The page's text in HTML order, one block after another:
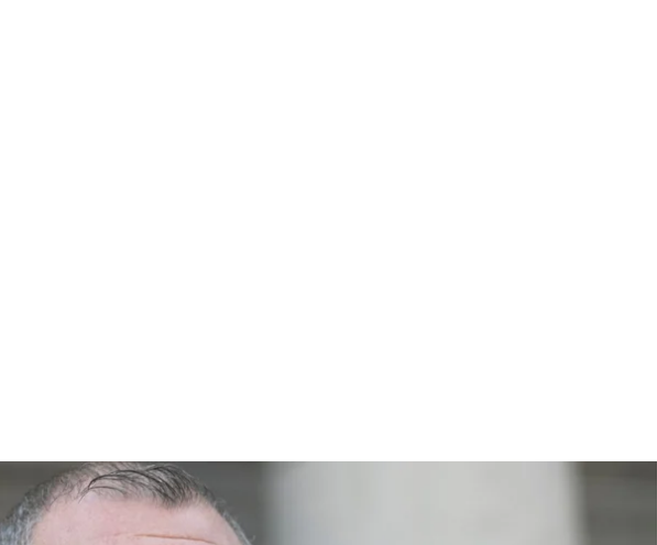
Лев Парнас, фото жовтня 2019 року
AP Photo / Mark Lennihan
жовтня визнав бізнесмена українського походження Льва Парнаса